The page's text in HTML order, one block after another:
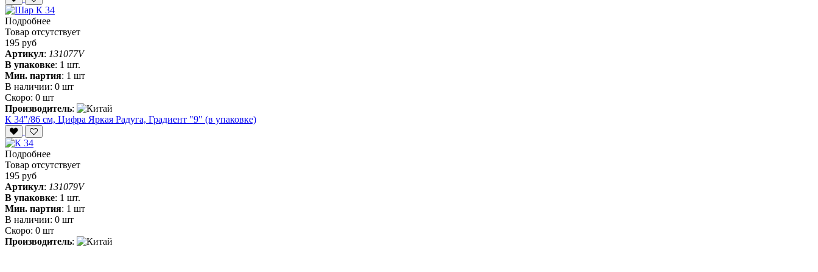
Подробнее
Товар отсутствует
195 руб
Артикул: 131077V
В упаковке: 1 шт.
Мин. партия: 1 шт
В наличии: 0 шт
Скоро: 0 шт
Производитель:
К 34"/86 см, Цифра Яркая Радуга, Градиент "9" (в упаковке)
Подробнее
Товар отсутствует
195 руб
Артикул: 131079V
В упаковке: 1 шт.
Мин. партия: 1 шт
В наличии: 0 шт
Скоро: 0 шт
Производитель: